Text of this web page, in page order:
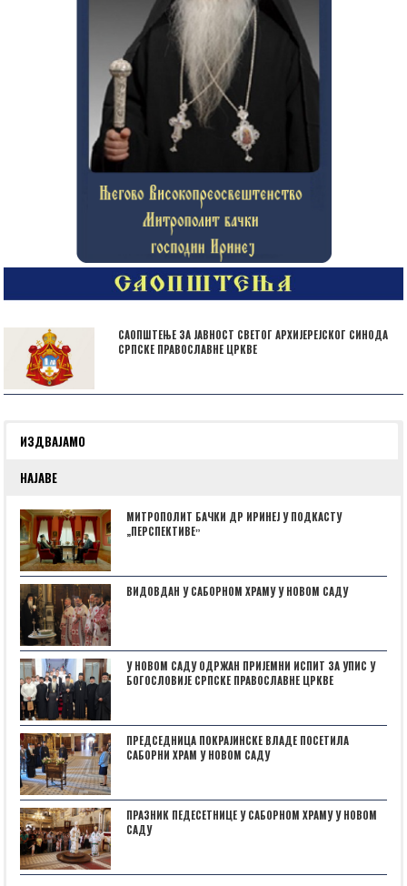
САОПШТЕЊЕ ЗА ЈАВНОСТ СВЕТОГ АРХИЈЕРЕЈСКОГ СИНОДА
СРПСКЕ ПРАВОСЛАВНЕ ЦРКВЕ
ИЗДВАЈАМО
НАЈАВЕ
МИТРОПОЛИТ БАЧКИ ДР ИРИНЕЈ У ПОДКАСТУ
„ПЕРСПЕКТИВЕˮ
ВИДОВДАН У САБОРНОМ ХРАМУ У НОВОМ САДУ
У НОВОМ САДУ ОДРЖАН ПРИЈЕМНИ ИСПИТ ЗА УПИС У
БОГОСЛОВИЈЕ СРПСКЕ ПРАВОСЛАВНЕ ЦРКВЕ
ПРЕДСЕДНИЦА ПОКРАЈИНСКЕ ВЛАДЕ ПОСЕТИЛА
САБОРНИ ХРАМ У НОВОМ САДУ
ПРАЗНИК ПЕДЕСЕТНИЦЕ У САБОРНОМ ХРАМУ У НОВОМ
САДУ